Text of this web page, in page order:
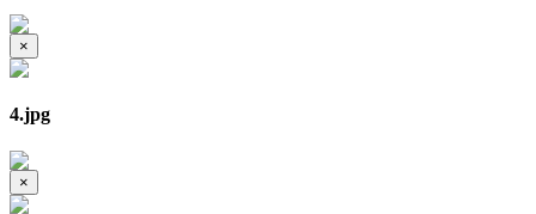
×
4.jpg
×